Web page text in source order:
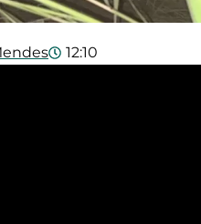
12:10